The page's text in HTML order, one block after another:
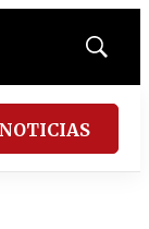
Mostrar